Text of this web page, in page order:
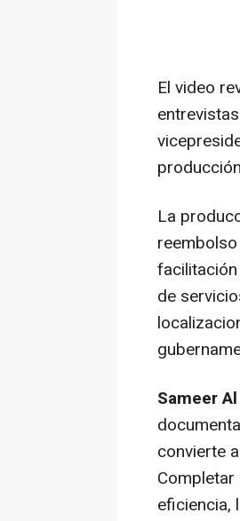
El video
producción
La
de
Sameer
convierte a
eficiencia,